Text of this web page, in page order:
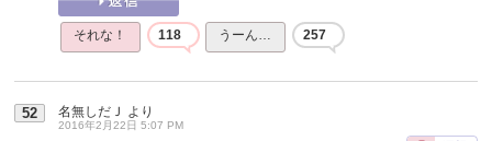
それな！ 118 うーん… 257
52 名無しだＪ より
2016年2月22日 5:07 PM